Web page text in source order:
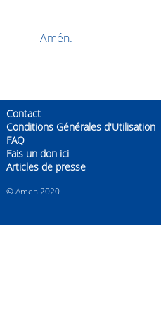
Amén.
Contact
Conditions Générales d'Utilisation
FAQ
Fais un don ici
Articles de presse
© Amen 2020